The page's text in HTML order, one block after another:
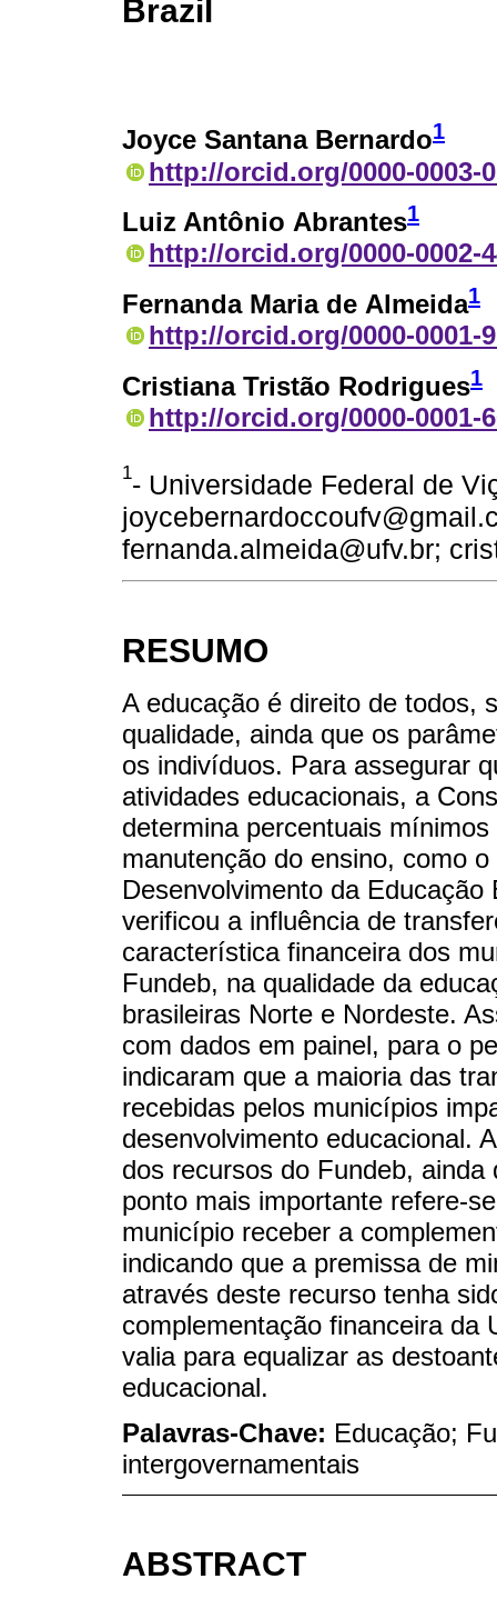
Brazil
Joyce Santana Bernardo1
http://orcid.org/0000-0003-
Luiz Antônio Abrantes1
http://orcid.org/0000-0002-
Fernanda Maria de Almeida1
http://orcid.org/0000-0001-
Cristiana Tristão Rodrigues1
http://orcid.org/0000-0001-
1- Universidade Federal de
fernanda.almeida@ufv.br;
RESUMO
A educação é direito de todos,
qualidade, ainda que os
os indivíduos. Para assegurar
atividades educacionais, a
determina percentuais
manutenção do ensino, como
Desenvolvimento da
verificou a influência de
característica financeira dos
Fundeb, na qualidade da
brasileiras Norte e Nordeste.
com dados em painel, para o
indicaram que a maioria das
recebidas pelos municípios
desenvolvimento educacional.
dos recursos do Fundeb,
ponto mais importante refere-
município receber a
indicando que a premissa de
através deste recurso tenha
complementação financeira da
valia para equalizar as
educacional.
Palavras-Chave: Educação;
intergovernamentais
ABSTRACT